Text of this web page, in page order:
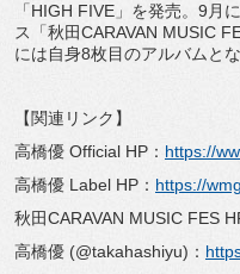
「HIGH FIVE」を発売。9月
ス「秋田CARAVAN MUSIC
には自身8枚目のアルバムと
【関連リンク】
高橋優 Official HP： https://
高橋優 Label HP： https://
秋田CARAVAN MUSIC FES
高橋優 (@takahashiyu)：